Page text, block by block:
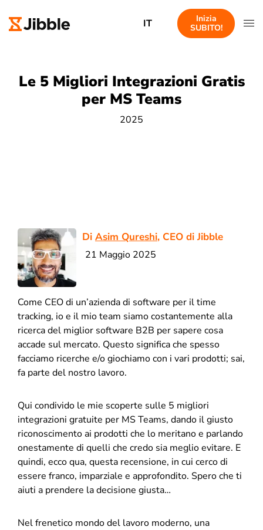
IT
Inizia
SUBITO!
Le 5 Migliori Integrazioni Gratis
per MS Teams
2025
Di Asim Qureshi, CEO di Jibble
21 Maggio 2025
Come CEO di un’azienda di software per il time
tracking, io e il mio team siamo costantemente alla
ricerca del miglior software B2B per sapere cosa
accade sul mercato. Questo significa che spesso
facciamo ricerche e/o giochiamo con i vari prodotti; sai,
fa parte del nostro lavoro.
Qui condivido le mie scoperte sulle 5 migliori
integrazioni gratuite per MS Teams, dando il giusto
riconoscimento ai prodotti che lo meritano e parlando
onestamente di quelli che credo sia meglio evitare. E
quindi, ecco qua, questa recensione, in cui cerco di
essere franco, imparziale e approfondito. Spero che ti
aiuti a prendere la decisione giusta…
Nel frenetico mondo del lavoro moderno, una